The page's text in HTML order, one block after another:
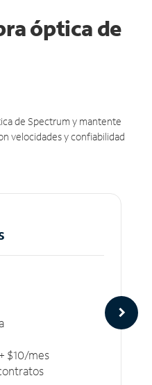
óptica de
de Spectrum y mantente
velocidades y confiabilidad
$10/mes